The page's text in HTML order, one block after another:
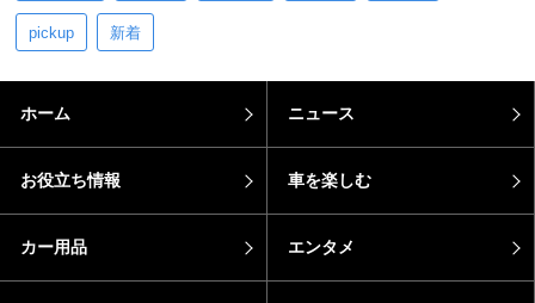
pickup 新着
ホーム ニュース
お役立ち情報 車を楽しむ
カー用品 エンタメ